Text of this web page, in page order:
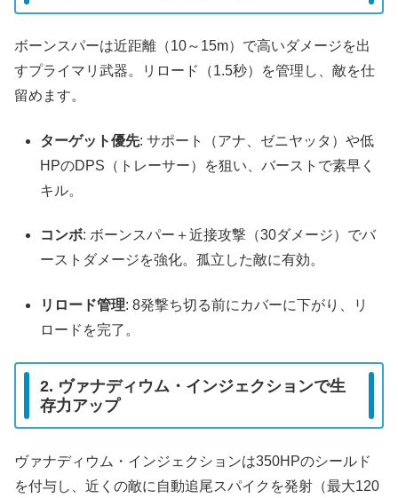
ボーンスパーは近距離（10～15m）で高いダメージを出
すプライマリ武器。リロード（1.5秒）を管理し、敵を仕
留めます。
ターゲット優先: サポート（アナ、ゼニヤッタ）や低
HPのDPS（トレーサー）を狙い、バーストで素早く
キル。
コンボ: ボーンスパー＋近接攻撃（30ダメージ）でバ
ーストダメージを強化。孤立した敵に有効。
リロード管理: 8発撃ち切る前にカバーに下がり、リ
ロードを完了。
2. ヴァナディウム・インジェクションで生
存力アップ
ヴァナディウム・インジェクションは350HPのシールド
を付与し、近くの敵に自動追尾スパイクを発射（最大120